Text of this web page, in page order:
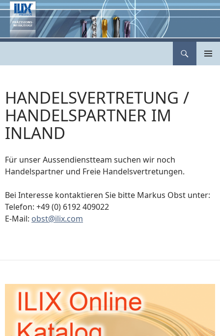
Zum
Inhalt
springen
HANDELSVERTRETUNG /
HANDELSPARTNER IM
INLAND
Für unser Aussendienstteam suchen wir noch
Handelspartner und Freie Handelsvertretungen.
Bei Interesse kontaktieren Sie bitte Markus Obst unter:
Telefon: +49 (0) 6192 409022
E-Mail: obst@ilix.com